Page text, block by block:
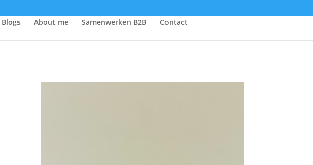
Blogs About me Samenwerken B2B Contact